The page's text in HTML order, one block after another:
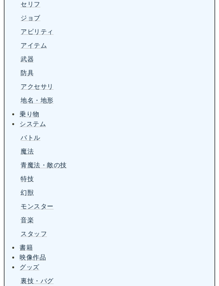
セリフ
ジョブ
アビリティ
アイテム
武器
防具
アクセサリ
地名・地形
乗り物
システム
バトル
魔法
青魔法・敵の技
特技
幻獣
モンスター
音楽
スタッフ
書籍
映像作品
グッズ
裏技・バグ